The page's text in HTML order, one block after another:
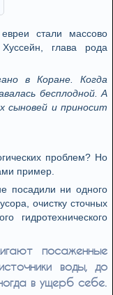
стали массово
глава рода
в Коране. Когда
бесплодной. А
сыновей и приносит
проблем? Но
пример.
посадили ни одного
очистку сточных
гидротехнического
посаженные
воды, до
в ущерб себе.